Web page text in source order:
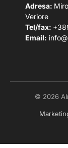
Adresa:
Veriore
Tel/fax:
Email:
© 2026